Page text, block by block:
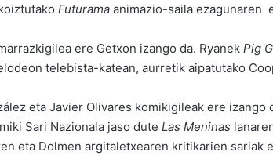
Futurama animazio-saila ezagunaren
ere Getxon izango da. Ryanek Pig
telebista-katean, aurretik aipatutako
eta Javier Olivares komikigileak ere izango
Sari Nazionala jaso dute Las Meninas
eta Dolmen argitaletxearen kritikarien sariak